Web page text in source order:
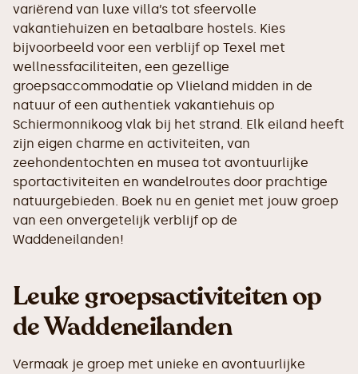
variërend van luxe villa’s tot sfeervolle
vakantiehuizen en betaalbare hostels. Kies
bijvoorbeeld voor een verblijf op Texel met
wellnessfaciliteiten, een gezellige
groepsaccommodatie op Vlieland midden in de
natuur of een authentiek vakantiehuis op
Schiermonnikoog vlak bij het strand. Elk eiland heeft
zijn eigen charme en activiteiten, van
zeehondentochten en musea tot avontuurlijke
sportactiviteiten en wandelroutes door prachtige
natuurgebieden. Boek nu en geniet met jouw groep
van een onvergetelijk verblijf op de
Waddeneilanden!
Leuke groepsactiviteiten op
de Waddeneilanden
Vermaak je groep met unieke en avontuurlijke